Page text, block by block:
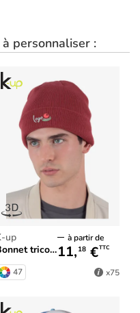
à personnaliser :
K-up
Bonnet tricoté
à partir de
11, 18 €TTC
47 x75